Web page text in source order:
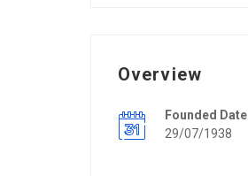
Overview
Founded Date
29/07/1938